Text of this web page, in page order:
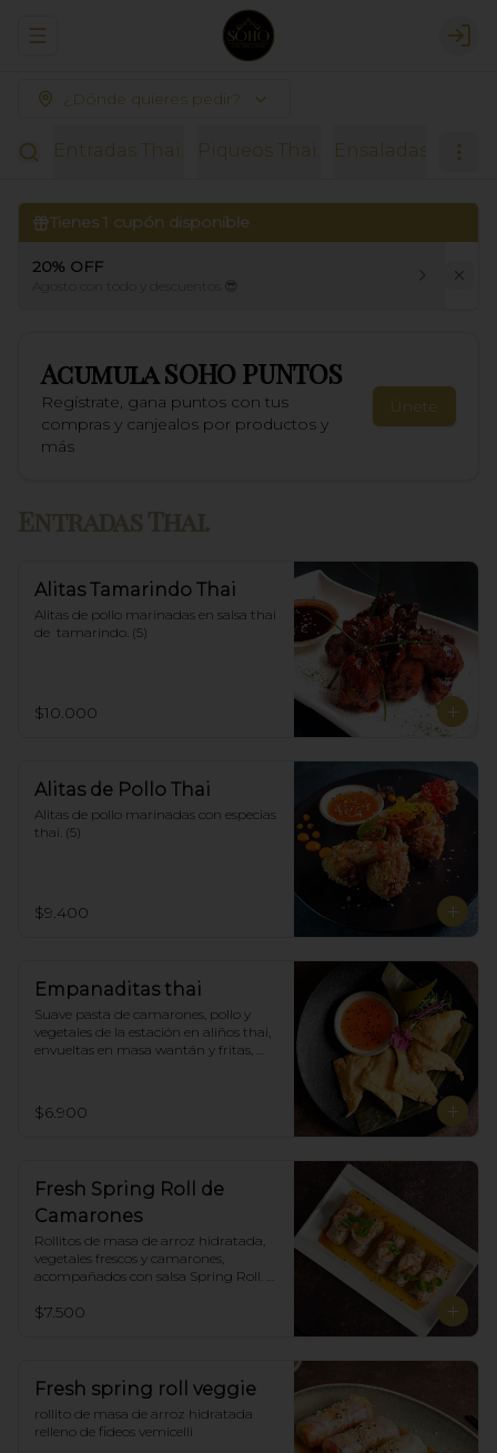
Abrir menu de navegación
¿Dónde quieres pedir?
Entradas Thai. Piqueos Thai. Ensaladas.
Tienes 1 cupón disponible
20% OFF
Agosto con todo y descuentos 😎
AcumulaSOHO PUNTOS
Regístrate, gana puntos con tus
compras y canjealos por productos y
más
Únete
Entradas Thai.
Alitas Tamarindo Thai
Alitas de pollo marinadas en salsa thai
de  tamarindo. (5)
$10.000
Alitas de Pollo Thai
Alitas de pollo marinadas con especias
thai. (5)
$9.400
Empanaditas thai
Suave pasta de camarones, pollo y
vegetales de la estación en aliños thai,
envueltas en masa wantán y fritas,
$6.900
Fresh Spring Roll de
Camarones
Rollitos de masa de arroz hidratada,
vegetales frescos y camarones,
acompañados con salsa Spring Roll.
$7.500
Fresh spring roll veggie
rollito de masa de arroz hidratada
relleno de fideos vemicelli